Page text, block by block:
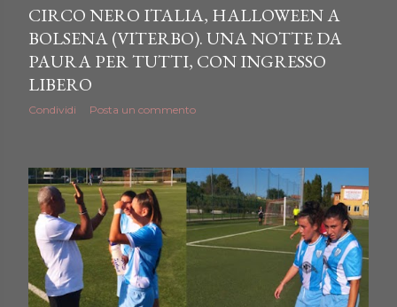
CIRCO NERO ITALIA, HALLOWEEN A
BOLSENA (VITERBO). UNA NOTTE DA
PAURA PER TUTTI, CON INGRESSO
LIBERO
Condividi Posta un commento